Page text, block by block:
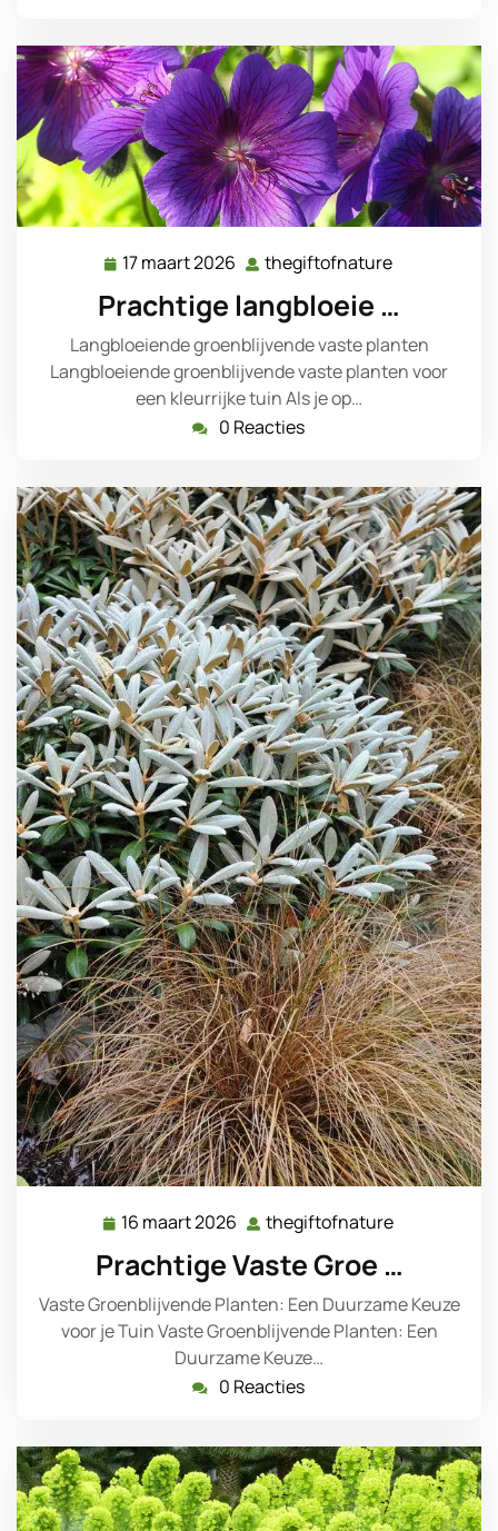
17 maart 2026 17
maart
2026
thegiftofnature
Prachtige langbloeie …
Langbloeiende groenblijvende vaste planten
Langbloeiende groenblijvende vaste planten voor
een kleurrijke tuin Als je op…
0 Reacties
16 maart 2026 16
maart
2026
thegiftofnature
Prachtige Vaste Groe …
Vaste Groenblijvende Planten: Een Duurzame Keuze
voor je Tuin Vaste Groenblijvende Planten: Een
Duurzame Keuze…
0 Reacties